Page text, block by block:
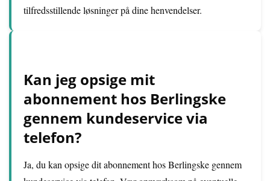
tilfredsstillende løsninger på dine henvendelser.
Kan jeg opsige mit
abonnement hos Berlingske
gennem kundeservice via
telefon?
Ja, du kan opsige dit abonnement hos Berlingske gennem